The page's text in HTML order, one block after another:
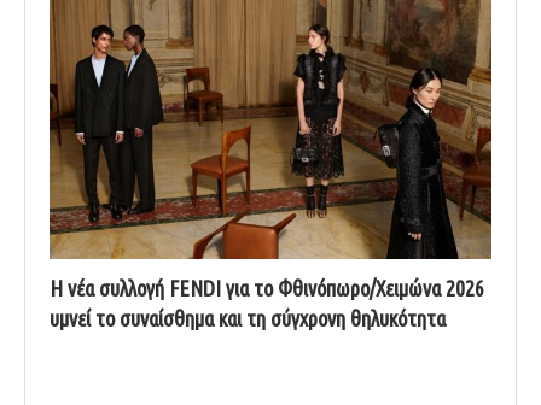
Η νέα συλλογή FENDI για το Φθινόπωρο/Χειμώνα 2026
υμνεί το συναίσθημα και τη σύγχρονη θηλυκότητα